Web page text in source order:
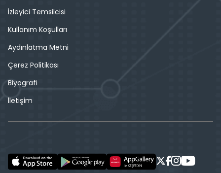
İzleyici Temsilcisi
Kullanım Koşulları
Aydınlatma Metni
Çerez Politikası
Biyografi
İletişim